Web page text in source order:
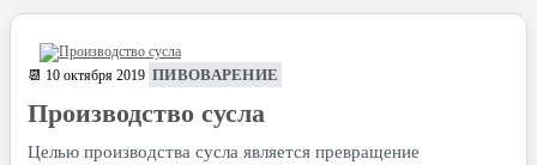
📆 10 октября 2019 ПИВОВАРЕНИЕ
Производство сусла
Целью производства сусла является превращение